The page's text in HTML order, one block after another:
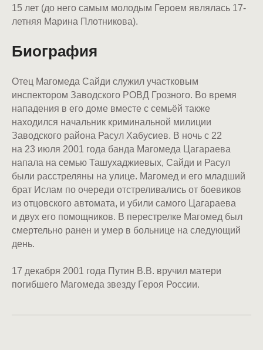
15 лет (до него самым молодым Героем являлась 17-
летняя Марина Плотникова).
Биография
Отец Магомеда Сайди служил участковым
инспектором Заводского РОВД Грозного. Во время
нападения в его доме вместе с семьёй также
находился начальник криминальной милиции
Заводского района Расул Хабусиев. В ночь с 22
на 23 июля 2001 года банда Магомеда Цагараева
напала на семью Ташухаджиевых, Сайди и Расул
были расстреляны на улице. Магомед и его младший
брат Ислам по очереди отстреливались от боевиков
из отцовского автомата, и убили самого Цагараева
и двух его помощников. В перестрелке Магомед был
смертельно ранен и умер в больнице на следующий
день.
17 декабря 2001 года Путин В.В. вручил матери
погибшего Магомеда звезду Героя России.